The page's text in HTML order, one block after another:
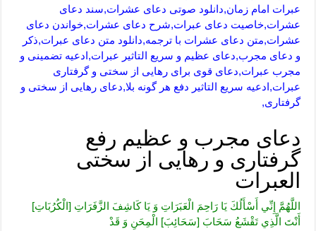
عبرات امام زمان,دانلود صوتی دعای عشرات,سند دعای
عشرات,خاصیت دعای عبرات,شرح دعای عشرات,خواندن دعای
عشرات,متن دعای عشرات با ترجمه,دانلود متن دعای عبرات,ذکر
و دعای مجرب,دعای عظیم و سریع التاثیر عبرات,ادعیه تضمینی و
مجرب عبرات,دعای قوی برای رهایی از سختی و گرفتاری
عبرات,ادعیه سریع التاثیر دفع هر گونه بلا,دعای رهایی از سختی و
گرفتاری,
دعای مجرب و عظیم رفع
گرفتاری و رهایی از سختی
العبرات
اللَّهُمَّ إِنِّي أَسْأَلُكَ يَا رَاحِمَ‏ الْعَبَرَاتِ‏ وَ يَا كَاشِفَ‏ الزَّفَرَاتِ‏ [الْكُرُبَاتِ‏]
أَنْتَ الَّذِي تَقْشَعُ سَحَابَ [سَحَائِبَ‏] الْمِحَنِ وَ قَدْ